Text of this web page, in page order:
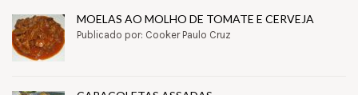
MOELAS AO MOLHO DE TOMATE E CERVEJA
Publicado por: Cooker Paulo Cruz